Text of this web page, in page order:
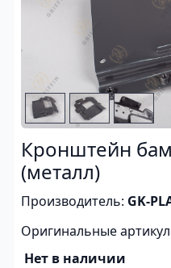
Кронштейн
(металл)
Производитель: GK-
Оригинальные
Нет в наличии